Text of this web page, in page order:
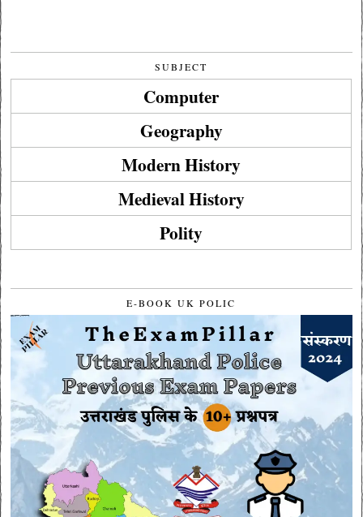
SUBJECT
Computer
Geography
Modern History
Medieval History
Polity
E-BOOK UK POLIC